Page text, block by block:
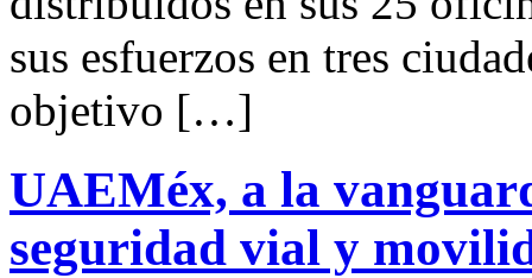
sus esfuerzos en tres
objetivo […]
UAEMéx, a la
seguridad vial y